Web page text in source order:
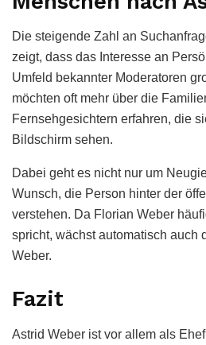
Die steigende Zahl an
zeigt, dass das Interesse an
Umfeld bekannter Moderatoren
möchten oft mehr über die
Fernsehgesichtern erfahren, die
Bildschirm sehen.
Dabei geht es nicht nur um
Wunsch, die Person hinter der
verstehen. Da Florian Weber
spricht, wächst automatisch auch
Weber.
Fazit
Astrid Weber ist vor allem als